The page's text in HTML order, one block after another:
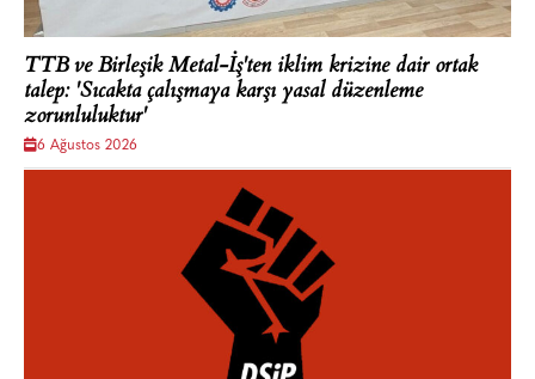
TTB ve Birleşik Metal-İş'ten iklim krizine dair ortak
talep: 'Sıcakta çalışmaya karşı yasal düzenleme
zorunluluktur'
6 Ağustos 2026